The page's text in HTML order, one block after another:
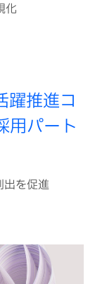
化
躍推進コ
用パート
出を促進